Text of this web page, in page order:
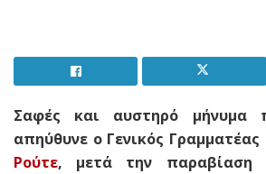
Σαφές και αυστηρό μήνυμα
απηύθυνε ο Γενικός
Ρούτε, μετά την παραβίαση